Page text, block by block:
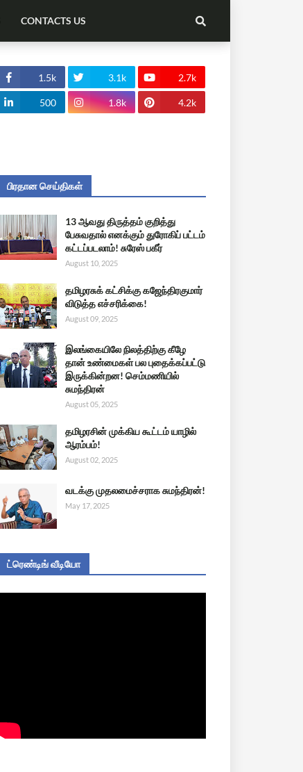
CONTACTS US
1.5k 3.1k 2.7k
500 1.8k 4.2k
பிரதான செய்திகள்
13 ஆவது திருத்தம் குறித்து
பேசுவதால் எனக்கும் துரோகிப் பட்டம்
கட்டப்படலாம்! சுரேஸ் பகீர்
August 10, 2025
தமிழரசுக் கட்சிக்கு கஜேந்திரகுமார்
விடுத்த எச்சரிக்கை!
August 09, 2025
இலங்கையிலே நிலத்திற்கு கீழே
தான் உண்மைகள் பல புதைக்கப்பட்டு
இருக்கின்றன! செம்மணியில்
சுமந்திரன்
August 05, 2025
தமிழரசின் முக்கிய கூட்டம் யாழில்
ஆரம்பம்!
August 02, 2025
வடக்கு முதலமைச்சராக சுமந்திரன்!
May 17, 2025
ட்ரெண்டிங் வீடியோ